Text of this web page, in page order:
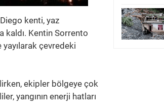
kenti, yaz
kaldı. Kentin Sorrento
çevredeki
ekipler bölgeye çok
yangının enerji hatları